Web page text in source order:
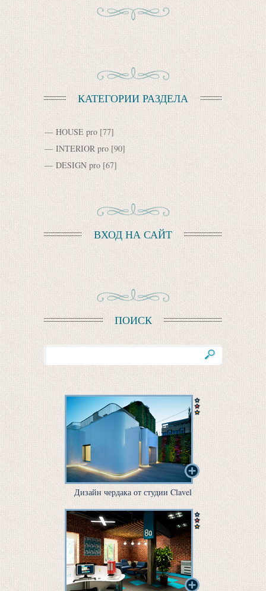
КАТЕГОРИИ РАЗДЕЛА
HOUSE pro [77]
INTERIOR pro [90]
DESIGN pro [67]
ВХОД НА САЙТ
ПОИСК
Дизайн чердака от студии Clavel